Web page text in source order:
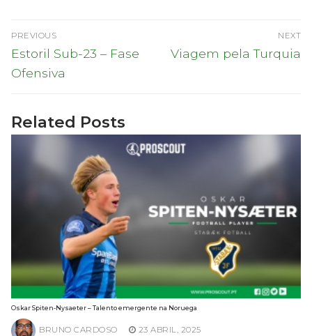
Navegação
de
artigos
PREVIOUS
Previous
post:
Estoril Sub-23 – Fase
Ofensiva
NEXT
Next
Viagem pela Turquia
Related Posts
Oskar Spiten-Nysaeter – Talento emergente na Noruega
BRUNO CARDOSO 23 ABRIL, 2025